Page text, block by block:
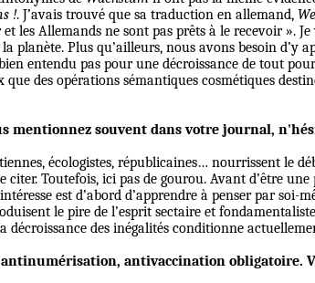
!. J’avais trouvé que sa traduction en allemand,
les Allemands ne sont pas prêts à le recevoir ».
planète. Plus qu’ailleurs, nous avons besoin d’y
entendu pas pour une décroissance de tout
des opérations sémantiques cosmétiques
mentionnez souvent dans votre journal,
écologistes, républicaines… nourrissent le
Toutefois, ici pas de gourou. Avant d’être
est d’abord d’apprendre à penser par soi-
le pire de l’esprit sectaire et
des inégalités conditionne
antivaccination obligatoire.